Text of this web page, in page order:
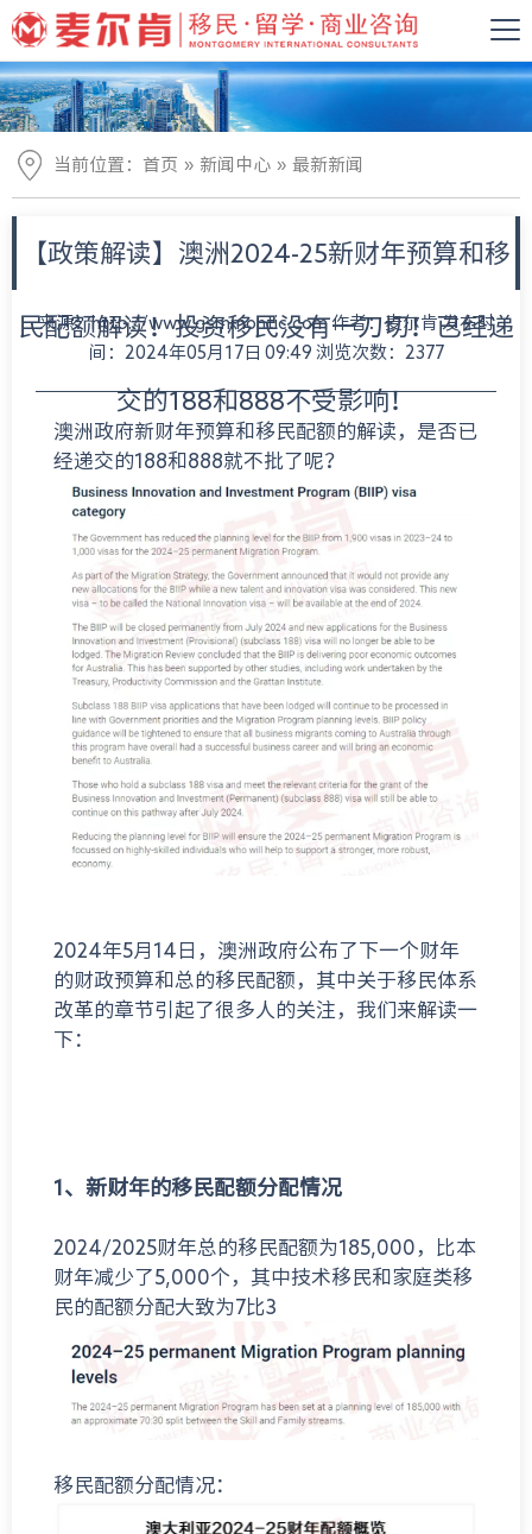
当前位置： 首页 » 新闻中心 » 最新新闻
【政策解读】澳洲2024-25新财年预算和移
民配额解读！投资移民没有一刀切！已经递
交的188和888不受影响！
来源：http://www.gsmmontic.com 作者：麦尔肯 发布时
间：2024年05月17日 09:49 浏览次数：2377
澳洲政府新财年预算和移民配额的解读，是否已
经递交的188和888就不批了呢？
2024年5月14日，澳洲政府公布了下一个财年
的财政预算和总的移民配额，其中关于移民体系
改革的章节引起了很多人的关注，我们来解读一
下：
1、 新财年的移民配额分配情况
2024/2025财年总的移民配额为185,000，比本
财年减少了5,000个，其中技术移民和家庭类移
民的配额分配大致为7比3
移民配额分配情况：